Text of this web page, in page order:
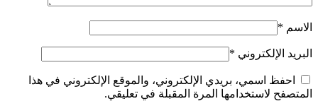
الاسم *
البريد الإلكتروني *
احفظ اسمي، بريدي الإلكتروني، والموقع الإلكتروني في هذا
المتصفح لاستخدامها المرة المقبلة في تعليقي.